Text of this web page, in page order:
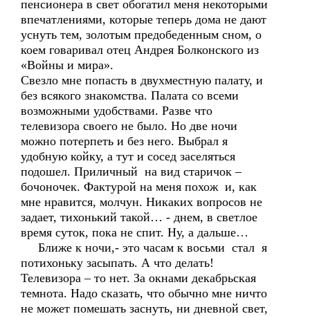
пенсионера в свет обогатил меня некоторыми
впечатлениями, которые теперь дома не дают
уснуть тем, золотым предобеденным сном, о
коем говаривал отец Андрея Болконского из
«Войны и мира».
Свезло мне попасть в двухместную палату, и
без всякого знакомства. Палата со всеми
возможными удобствами. Разве что
телевизора своего не было. Но две ночи
можно потерпеть и без него. Выбрал я
удобную койку, а тут и сосед заселяться
подошел. Приличный на вид старичок –
бочоночек. Фактурой на меня похож и, как
мне нравится, молчун. Никаких вопросов не
задает, тихонький такой… - днем, в светлое
время суток, пока не спит. Ну, а дальше…
Ближе к ночи,- это часам к восьми стал я
потихоньку засыпать. А что делать!
Телевизора – то нет. За окнами декабрьская
темнота. Надо сказать, что обычно мне ничто
не может помешать заснуть, ни дневной свет,